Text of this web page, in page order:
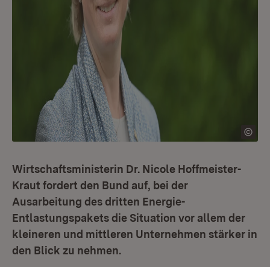
Wirtschaftsministerin Dr. Nicole Hoffmeister-
Kraut fordert den Bund auf, bei der
Ausarbeitung des dritten Energie-
Entlastungspakets die Situation vor allem der
kleineren und mittleren Unternehmen stärker in
den Blick zu nehmen.